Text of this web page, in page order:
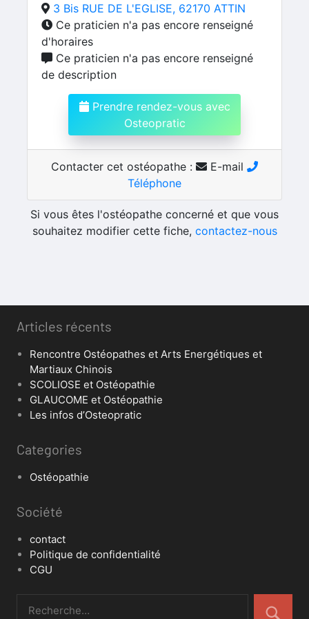
3 Bis RUE DE L'EGLISE, 62170 ATTIN
Ce praticien n'a pas encore renseigné
d'horaires
Ce praticien n'a pas encore renseigné
de description
Prendre rendez-vous avec
Osteopratic
Contacter cet ostéopathe :
E-mail
Téléphone
Si vous êtes l'ostéopathe concerné et que vous
souhaitez modifier cette fiche, contactez-nous
Articles récents
Rencontre Ostéopathes et Arts Energétiques et
Martiaux Chinois
SCOLIOSE et Ostéopathie
GLAUCOME et Ostéopathie
Les infos d’Osteopratic
Categories
Ostéopathie
Société
contact
Politique de confidentialité
CGU